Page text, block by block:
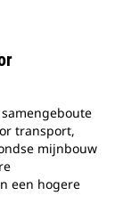
transport,
mijnbouw
een hogere